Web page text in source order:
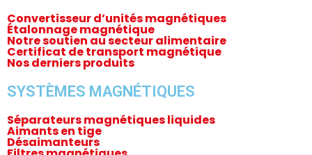
Convertisseur d’unités magnétiques
Étalonnage magnétique
Notre soutien au secteur alimentaire
Certificat de transport magnétique
Nos derniers produits
SYSTÈMES MAGNÉTIQUES
Séparateurs magnétiques liquides
Aimants en tige
Désaimanteurs